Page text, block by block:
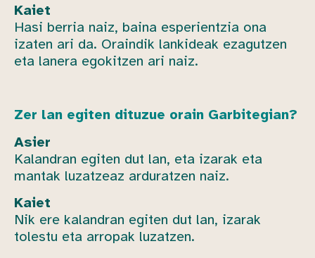
Kaiet
Hasi berria naiz, baina esperientzia ona
izaten ari da. Oraindik lankideak ezagutzen
eta lanera egokitzen ari naiz.
Zer lan egiten dituzue orain Garbitegian?
Asier
Kalandran egiten dut lan, eta izarak eta
mantak luzatzeaz arduratzen naiz.
Kaiet
Nik ere kalandran egiten dut lan, izarak
tolestu eta arropak luzatzen.